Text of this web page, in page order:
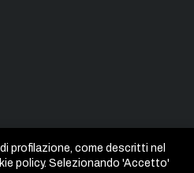
Tutti i marchi, loghi e
profilazione, come descritti nel
policy. Selezionando 'Accetto'